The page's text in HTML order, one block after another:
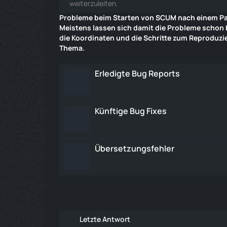
weiterzuleiten.
Probleme beim Starten von SCUM nach einem
Meistens lassen sich damit die Probleme schon
die Koordinaten und die Schritte zum
Thema.
Erledigte Bug Reports
Künftige Bug Fixes
Übersetzungsfehler
Letzte Antwort